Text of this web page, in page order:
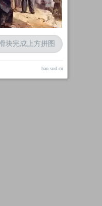
块完成上方拼图
hao.sud.cn